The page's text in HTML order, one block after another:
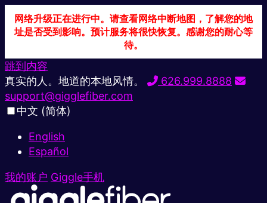
网络升级正在进行中。请查看网络中断地图，了解您的地
址是否受到影响。预计服务将很快恢复。感谢您的耐心等
待。
跳到内容
真实的人。地道的本地风情。
626.999.8888
support@gigglefiber.com
中文 (简体)
English
Español
我的账户 Giggle手机